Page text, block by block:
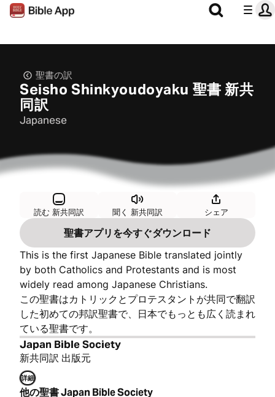
聖書の訳
Seisho Shinkyoudoyaku 聖書 新共
同訳
Japanese
読む 新共同訳 聞く 新共同訳 シェア
聖書アプリを今すぐダウンロード
This is the first Japanese Bible translated jointly
by both Catholics and Protestants and is most
widely read among Japanese Christians.
この聖書はカトリックとプロテスタントが共同で翻訳
した初めての邦訳聖書で、日本でもっとも広く読まれ
ている聖書です。
Japan Bible Society
新共同訳 出版元
詳細
他の聖書 Japan Bible Society